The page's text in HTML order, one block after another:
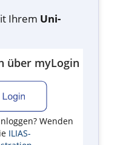
Ihrem Uni-
über myLogin
Wenden
ILIAS-